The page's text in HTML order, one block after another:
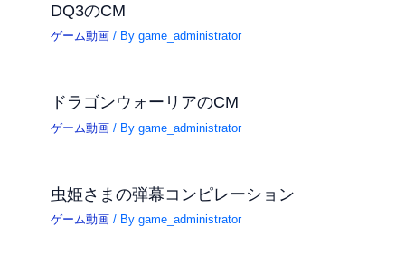
DQ3のCM
ゲーム動画 / Bygame_administrator
ドラゴンウォーリアのCM
ゲーム動画 / Bygame_administrator
虫姫さまの弾幕コンピレーション
ゲーム動画 / Bygame_administrator